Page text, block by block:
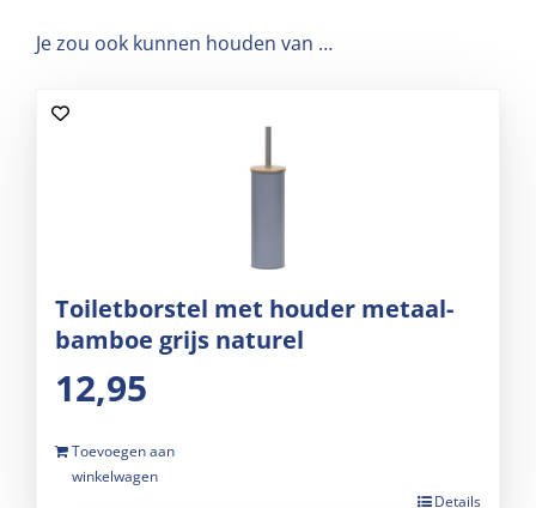
Je zou ook kunnen houden van …
Toiletborstel met houder metaal-
bamboe grijs naturel
12,95
Toevoegen aan
winkelwagen
Details